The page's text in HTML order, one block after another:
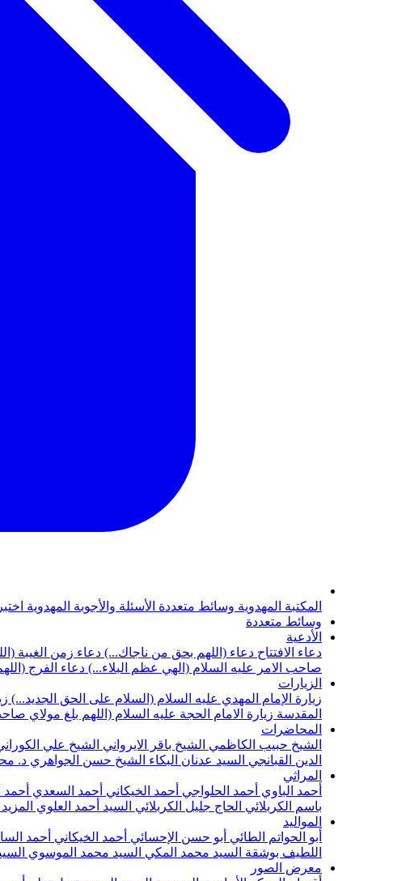
المكتبة المهدوية وسائط متعددة الأسئلة والأجوبة المهدوية
وسائط متعددة
الأدعية
دعاء الافتتاح دعاء (اللهم بحق من ناجاك...) دعاء زمن الغيبة
صاحب الامر عليه السلام (الهي عظم البلاء...) دعاء الفرج
الزيارات
زيارة الإمام المهدي عليه السلام (السلام على الحق الجديد...)
المقدسة زيارة الامام الحجة عليه السلام (اللهم بلغ مولاي
المحاضرات
الشيخ حبيب الكاظمي الشيخ باقر الايرواني الشيخ علي
الدين القبانجي السيد عدنان البكاء الشيخ حسن الجواهري د.
المراثي
أحمد الباوي أحمد الحلواجي أحمد الخيكاني أحمد السعدي أحمد
باسم الكربلائي الحاج جليل الكربلائي السيد أحمد العلوي
المواليد
أبو الحواتم الطائي أبو حسن الإحسائي أحمد الخيكاني أحمد
اللطيف بوشقة السيد محمد المكي السيد محمد الموسوي
معرض الصور